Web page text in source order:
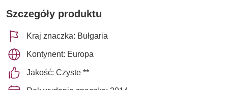
Szczegóły produktu
Kraj znaczka: Bułgaria
Kontynent: Europa
Jakość: Czyste **